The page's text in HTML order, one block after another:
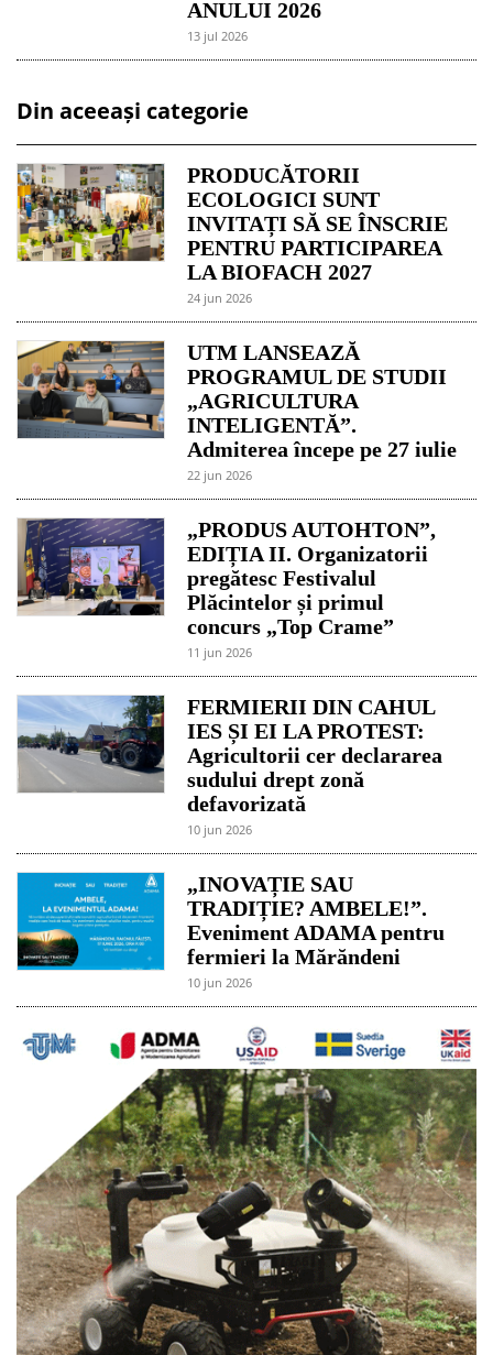
ANULUI 2026
13 jul 2026
Din aceeași categorie
PRODUCĂTORII
ECOLOGICI SUNT
INVITAȚI SĂ SE ÎNSCRIE
PENTRU PARTICIPAREA
LA BIOFACH 2027
24 jun 2026
UTM LANSEAZĂ
PROGRAMUL DE STUDII
„AGRICULTURA
INTELIGENTĂ”.
Admiterea începe pe 27 iulie
22 jun 2026
„PRODUS AUTOHTON”,
EDIȚIA II. Organizatorii
pregătesc Festivalul
Plăcintelor și primul
concurs „Top Crame”
11 jun 2026
FERMIERII DIN CAHUL
IES ȘI EI LA PROTEST:
Agricultorii cer declararea
sudului drept zonă
defavorizată
10 jun 2026
„INOVAȚIE SAU
TRADIȚIE? AMBELE!”.
Eveniment ADAMA pentru
fermieri la Mărăndeni
10 jun 2026